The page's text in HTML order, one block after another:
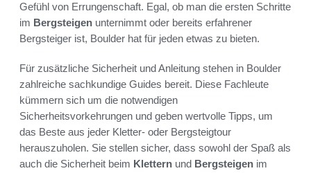
Gefühl von Errungenschaft. Egal, ob man die ersten Schritte
im Bergsteigen unternimmt oder bereits erfahrener
Bergsteiger ist, Boulder hat für jeden etwas zu bieten.
Für zusätzliche Sicherheit und Anleitung stehen in Boulder
zahlreiche sachkundige Guides bereit. Diese Fachleute
kümmern sich um die notwendigen
Sicherheitsvorkehrungen und geben wertvolle Tipps, um
das Beste aus jeder Kletter- oder Bergsteigtour
herauszuholen. Sie stellen sicher, dass sowohl der Spaß als
auch die Sicherheit beim Klettern und Bergsteigen im